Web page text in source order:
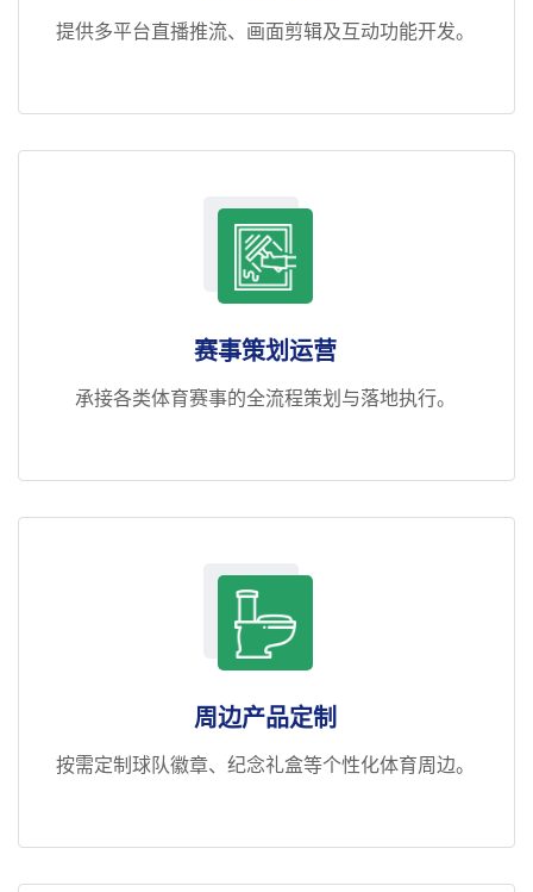
提供多平台直播推流、画面剪辑及互动功能开发。
赛事策划运营
承接各类体育赛事的全流程策划与落地执行。
周边产品定制
按需定制球队徽章、纪念礼盒等个性化体育周边。